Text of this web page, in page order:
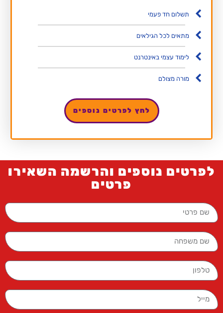
תשלום חד פעמי
מתאים לכל הגילאים
לימוד עצמי באינטרנט
מורה מצולם
לחץ לפרטים נוספים
לפרטים נוספים והרשמה השאירו
פרטים